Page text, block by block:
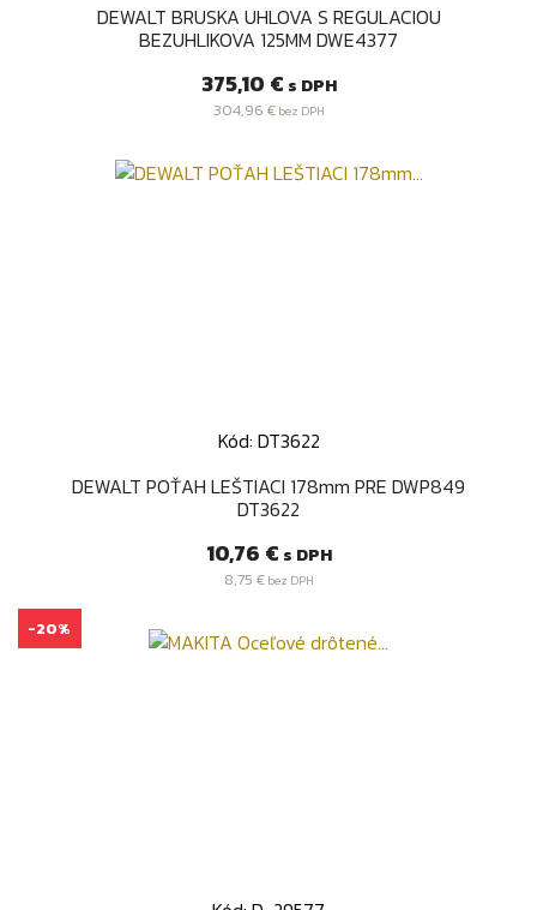
DEWALT BRUSKA UHLOVA S REGULACIOU
BEZUHLIKOVA 125MM DWE4377
Cena
375,10 € s DPH
304,96 €bez DPH
Kód: DT3622
DEWALT POŤAH LEŠTIACI 178mm PRE DWP849
DT3622
Cena
10,76 € s DPH
8,75 €bez DPH
-20%